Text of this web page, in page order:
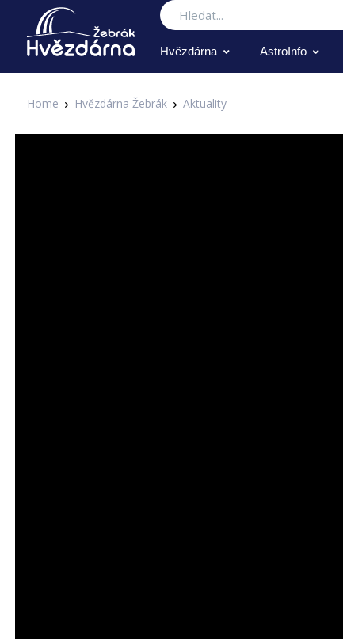
Hledat
Hvězdárna AstroInfo
Home Hvězdárna Žebrák Aktuality